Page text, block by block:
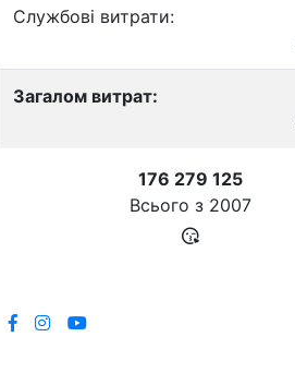
Службові витрати:
Загалом витрат:
176 279 125
Всього з 2007